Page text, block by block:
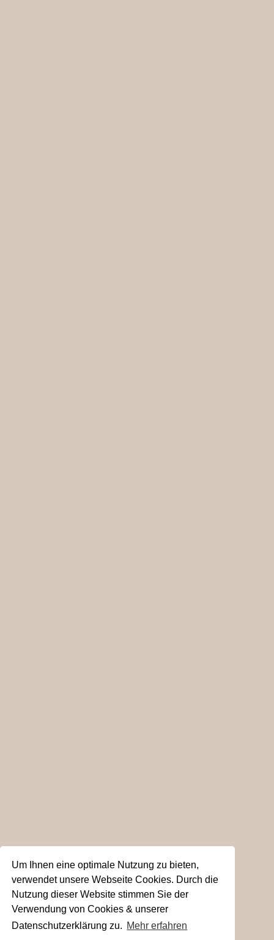
Um Ihnen eine optimale Nutzung zu bieten,
verwendet unsere Webseite Cookies. Durch die
Nutzung dieser Website stimmen Sie der
Verwendung von Cookies & unserer
Datenschutzerklärung zu. Mehr erfahren